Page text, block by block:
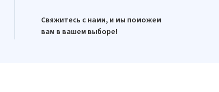
Свяжитесь с нами, и мы поможем
вам в вашем выборе!